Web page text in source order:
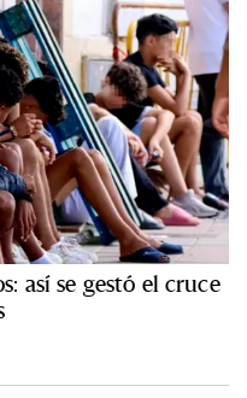
así se gestó el cruce